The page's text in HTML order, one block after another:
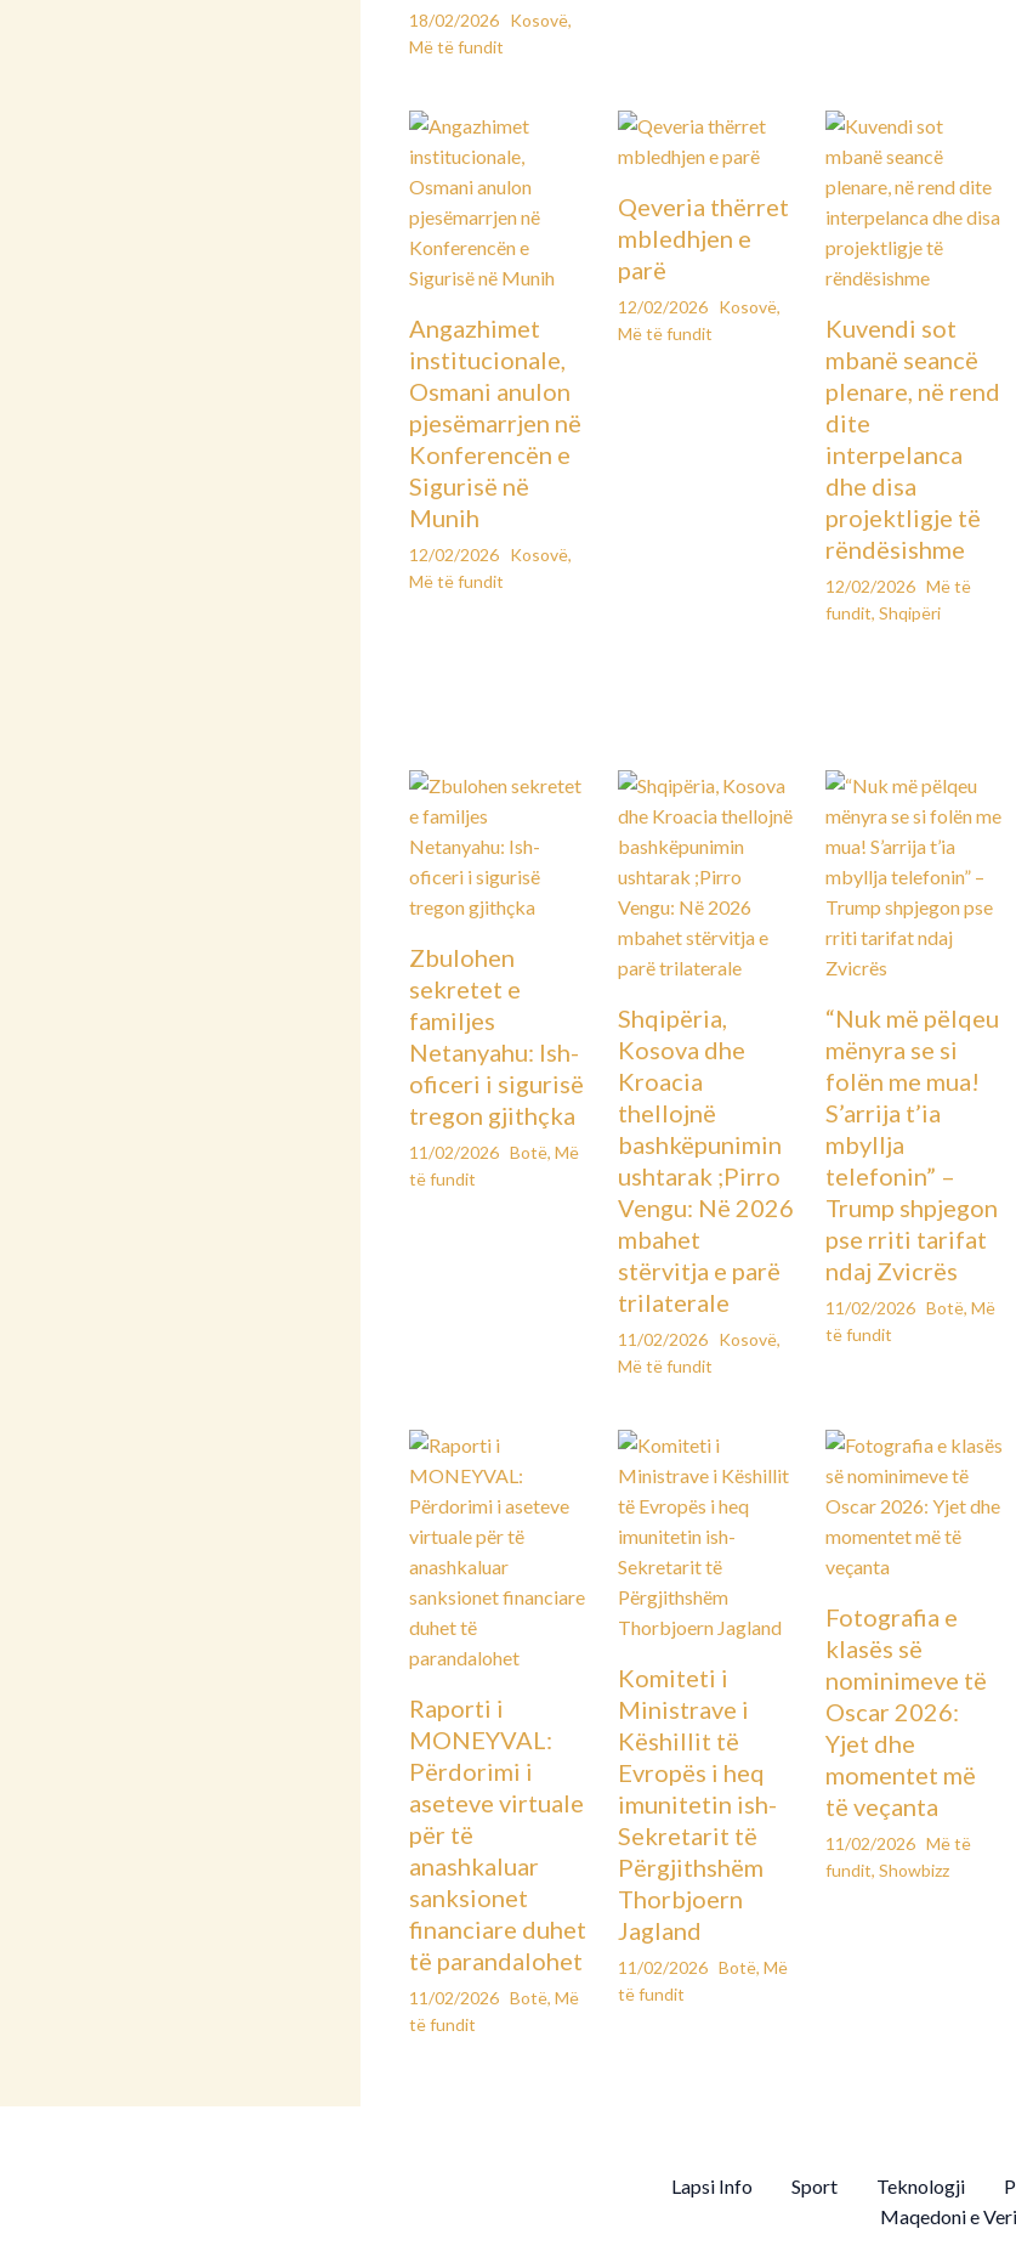
18/02/2026 Kosovë,
Më të fundit
Angazhimet
institucionale,
Osmani anulon
pjesëmarrjen në
Konferencën e
Sigurisë në
Munih
12/02/2026 Kosovë,
Më të fundit
Qeveria thërret
mbledhjen e
parë
12/02/2026 Kosovë,
Më të fundit
Kuvendi sot
mbanë seancë
plenare, në rend
dite
interpelanca
dhe disa
projektligje të
rëndësishme
12/02/2026 Më të
fundit,Shqipëri
Zbulohen
sekretet e
familjes
Netanyahu: Ish-
oficeri i sigurisë
tregon gjithçka
11/02/2026 Botë, Më
të fundit
Shqipëria,
Kosova dhe
Kroacia
thellojnë
bashkëpunimin
ushtarak ;Pirro
Vengu: Në 2026
mbahet
stërvitja e parë
trilaterale
11/02/2026 Kosovë,
Më të fundit
“Nuk më pëlqeu
mënyra se si
folën me mua!
S’arrija t’ia
mbyllja
telefonin” –
Trump shpjegon
pse rriti tarifat
ndaj Zvicrës
11/02/2026 Botë,Më
të fundit
Raporti i
MONEYVAL:
Përdorimi i
aseteve virtuale
për të
anashkaluar
sanksionet
financiare duhet
të parandalohet
11/02/2026 Botë, Më
të fundit
Komiteti i
Ministrave i
Këshillit të
Evropës i heq
imunitetin ish-
Sekretarit të
Përgjithshëm
Thorbjoern
Jagland
11/02/2026 Botë, Më
të fundit
Fotografia e
klasës së
nominimeve të
Oscar 2026:
Yjet dhe
momentet më
të veçanta
11/02/2026 Më të
fundit,Showbizz
Lapsi Info Sport Teknologji
Maqedoni e